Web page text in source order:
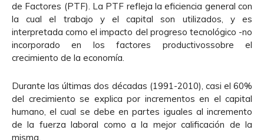
de Factores (PTF). La PTF refleja la eficiencia general con
la cual el trabajo y el capital son utilizados, y es
interpretada como el impacto del progreso tecnológico -no
incorporado en los factores productivossobre el
crecimiento de la economía.
Durante las últimas dos décadas (1991-2010), casi el 60%
del crecimiento se explica por incrementos en el capital
humano, el cual se debe en partes iguales al incremento
de la fuerza laboral como a la mejor calificación de la
misma.